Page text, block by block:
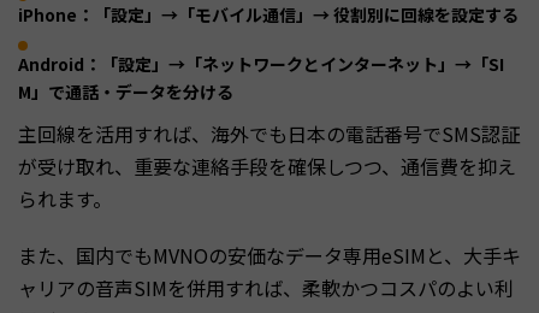
iPhone：「設定」→「モバイル通信」→ 役割別に回線を設定する
Android：「設定」→「ネットワークとインターネット」→「SI
M」で通話・データを分ける
主回線を活用すれば、海外でも日本の電話番号でSMS認証
が受け取れ、重要な連絡手段を確保しつつ、通信費を抑え
られます。
また、国内でもMVNOの安価なデータ専用eSIMと、大手キ
ャリアの音声SIMを併用すれば、柔軟かつコスパのよい利